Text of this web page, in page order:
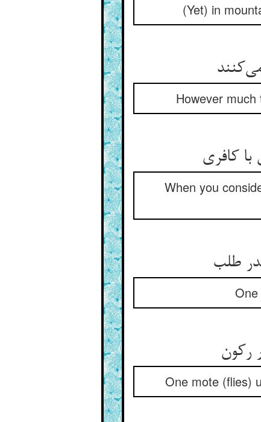
(Yet) in
However
When you
One mote (flies)